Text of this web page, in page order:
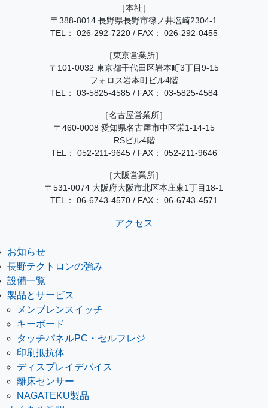
［本社］
〒388-8014 長野県長野市篠ノ井塩崎2304-1
TEL： 026-292-7220 / FAX： 026-292-0455
［東京営業所］
〒101-0032 東京都千代田区岩本町3丁目9-15
フォロス岩本町ビル4階
TEL： 03-5825-4585 / FAX： 03-5825-4584
［名古屋営業所］
〒460-0008 愛知県名古屋市中区栄1-14-15
RSビル4階
TEL： 052-211-9645 / FAX： 052-211-9646
［大阪営業所］
〒531-0074 大阪府大阪市北区本庄東1丁目18-1
TEL： 06-6743-4570 / FAX： 06-6743-4571
アクセス
お知らせ
長野テクトロンの強み
設備一覧
製品とサービス
メンブレンスイッチ
キーボード
タッチパネルPC・セルフレジ
印刷抵抗体
ディスプレイデバイス
離床センサー
NAGATEKU製品